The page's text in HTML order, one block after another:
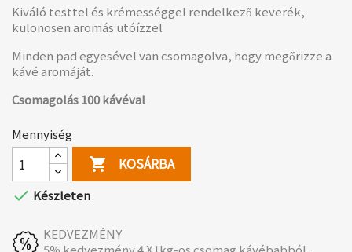
Kiváló testtel és krémességgel rendelkező keverék,
különösen aromás utóízzel
Minden pad egyesével van csomagolva, hogy megőrizze a
kávé aromáját.
Csomagolás 100 kávéval
Mennyiség

KOSÁRBA
 Készleten
KEDVEZMÉNY